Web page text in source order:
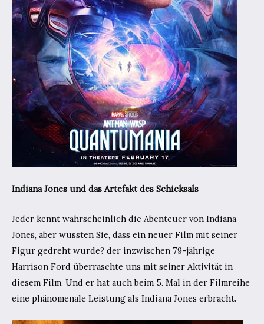
Indiana Jones und das Artefakt des Schicksals
Jeder kennt wahrscheinlich die Abenteuer von Indiana
Jones, aber wussten Sie, dass ein neuer Film mit seiner
Figur gedreht wurde? der inzwischen 79-jährige
Harrison Ford überraschte uns mit seiner Aktivität in
diesem Film. Und er hat auch beim 5. Mal in der Filmreihe
eine phänomenale Leistung als Indiana Jones erbracht.